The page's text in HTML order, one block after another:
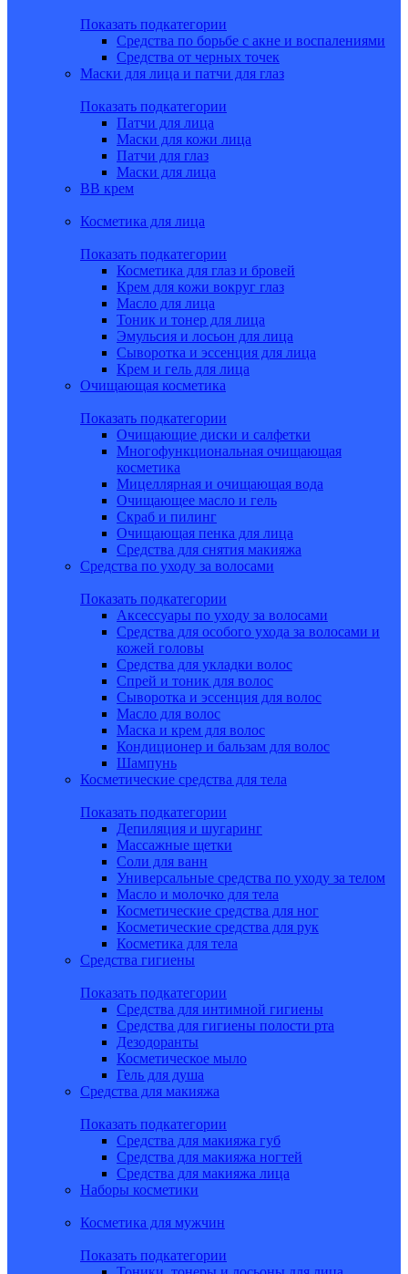
Показать подкатегории
Средства по борьбе с акне и воспалениями
Средства от черных точек
Маски для лица и патчи для глаз
Показать подкатегории
Патчи для лица
Маски для кожи лица
Патчи для глаз
Маски для лица
BB крем
Косметика для лица
Показать подкатегории
Косметика для глаз и бровей
Крем для кожи вокруг глаз
Масло для лица
Тоник и тонер для лица
Эмульсия и лосьон для лица
Сыворотка и эссенция для лица
Крем и гель для лица
Очищающая косметика
Показать подкатегории
Очищающие диски и салфетки
Многофункциональная очищающая
косметика
Мицеллярная и очищающая вода
Очищающее масло и гель
Скраб и пилинг
Очищающая пенка для лица
Средства для снятия макияжа
Средства по уходу за волосами
Показать подкатегории
Аксессуары по уходу за волосами
Средства для особого ухода за волосами и
кожей головы
Средства для укладки волос
Спрей и тоник для волос
Сыворотка и эссенция для волос
Масло для волос
Маска и крем для волос
Кондиционер и бальзам для волос
Шампунь
Косметические средства для тела
Показать подкатегории
Депиляция и шугаринг
Массажные щетки
Соли для ванн
Универсальные средства по уходу за телом
Масло и молочко для тела
Косметические средства для ног
Косметические средства для рук
Косметика для тела
Средства гигиены
Показать подкатегории
Средства для интимной гигиены
Средства для гигиены полости рта
Дезодоранты
Косметическое мыло
Гель для душа
Средства для макияжа
Показать подкатегории
Средства для макияжа губ
Средства для макияжа ногтей
Средства для макияжа лица
Наборы косметики
Косметика для мужчин
Показать подкатегории